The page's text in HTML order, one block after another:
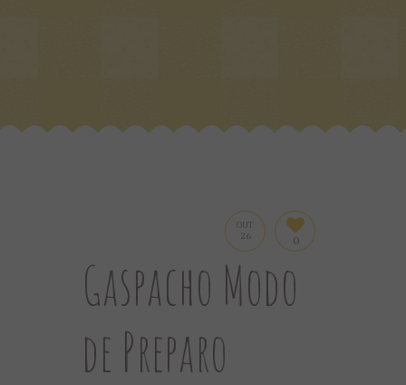
OUT
26 0
Gaspacho Modo
de Preparo